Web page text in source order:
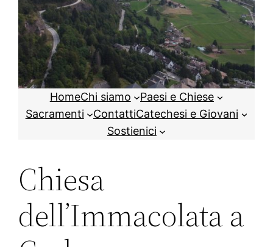
HomeChi siamo
Paesi e Chiese
Sacramenti
ContattiCatechesi e Giovani
Sostienici
Chiesa
dell’Immacolata a